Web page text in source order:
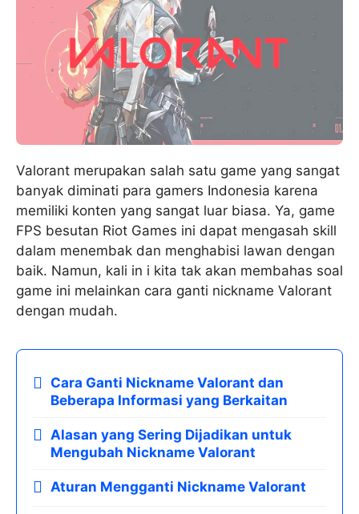
Valorant merupakan salah satu game yang sangat
banyak diminati para gamers Indonesia karena
memiliki konten yang sangat luar biasa. Ya, game
FPS besutan Riot Games ini dapat mengasah skill
dalam menembak dan menghabisi lawan dengan
baik. Namun, kali in i kita tak akan membahas soal
game ini melainkan cara ganti nickname Valorant
dengan mudah.
Cara Ganti Nickname Valorant dan
Beberapa Informasi yang Berkaitan
Alasan yang Sering Dijadikan untuk
Mengubah Nickname Valorant
Aturan Mengganti Nickname Valorant